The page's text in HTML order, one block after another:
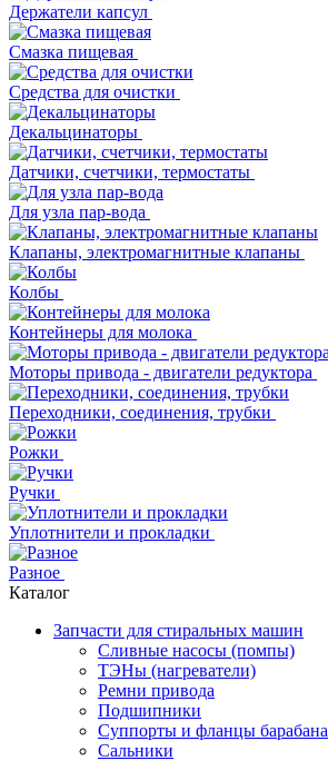
Держатели капсул
Смазка пищевая
Средства для очистки
Декальцинаторы
Датчики, счетчики, термостаты
Для узла пар-вода
Клапаны, электромагнитные клапаны
Колбы
Контейнеры для молока
Моторы привода - двигатели редуктора
Переходники, соединения, трубки
Рожки
Ручки
Уплотнители и прокладки
Разное
Каталог
Запчасти для стиральных машин
Сливные насосы (помпы)
ТЭНы (нагреватели)
Ремни привода
Подшипники
Суппорты и фланцы барабана
Сальники